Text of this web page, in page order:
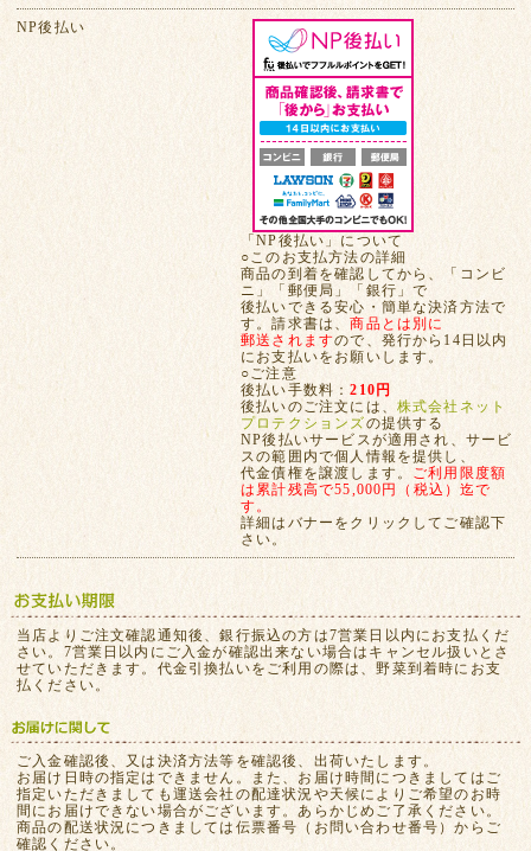
NP後払い
「NP後払い」について
○このお支払方法の詳細
商品の到着を確認してから、「コンビ
ニ」「郵便局」「銀行」で
後払いできる安心・簡単な決済方法で
す。請求書は、商品とは別に
郵送されますので、発行から14日以内
にお支払いをお願いします。
○ご注意
後払い手数料：210円
後払いのご注文には、 株式会社ネット
プロテクションズの提供する
NP後払いサービスが適用され、サービ
スの範囲内で個人情報を提供し、
代金債権を譲渡します。 ご利用限度額
は累計残高で55,000円（税込）迄で
す。
詳細はバナーをクリックしてご確認下
さい。
当店よりご注文確認通知後、銀行振込の方は7営業日以内にお支払くだ
さい。7営業日以内にご入金が確認出来ない場合はキャンセル扱いとさ
せていただきます。代金引換払いをご利用の際は、野菜到着時にお支
払ください。
ご入金確認後、又は決済方法等を確認後、出荷いたします。
お届け日時の指定はできません。また、お届け時間につきましてはご
指定いただきましても運送会社の配達状況や天候によりご希望のお時
間にお届けできない場合がございます。あらかじめご了承ください。
商品の配送状況につきましては伝票番号（お問い合わせ番号）からご
確認ください。